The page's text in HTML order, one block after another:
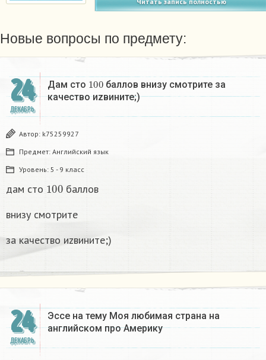
Новые вопросы по предмету:
24
ДЕКАБРЬ
Дам сто 100баллов внизу смотрите за
качество иzвините;)
Автор: k75259927
Предмет: Английский язык
Уровень: 5 - 9 класс
дам сто 100 баллов
внизу смотрите
за качество иzвините;)
24
ДЕКАБРЬ
Эссе на тему Моя любимая страна на
английском про Америку​